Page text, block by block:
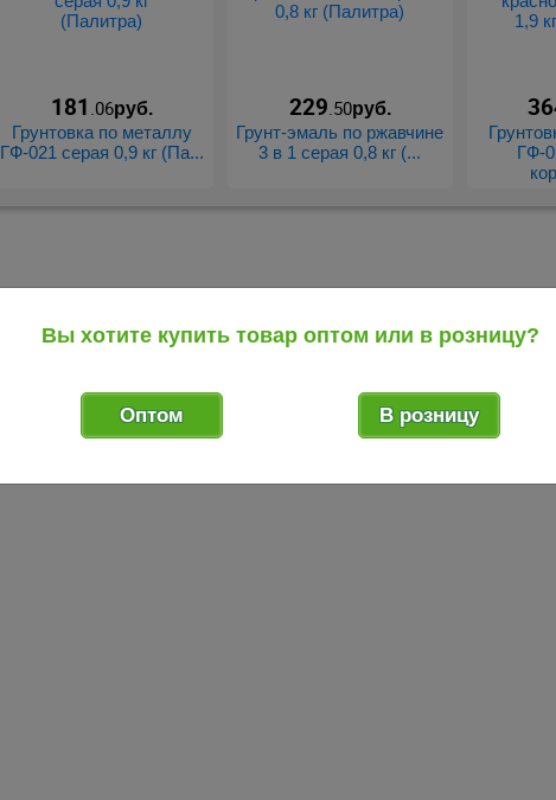
181 .06руб.
Грунтовка по металлу
ГФ-021 серая 0,9 кг (Па...
229.50руб.
Грунт-эмаль по ржавчине
3 в 1 серая 0,8 кг (...
ГФ-
Вы хотите купить товар оптом или в розницу?
Оптом В розницу